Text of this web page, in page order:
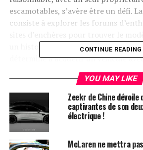
escamotables, s’avère être un défi.
consiste à explorer les forums
un historique connu et un prix
déterminé à acquérir un véhicule
escamotables, voici nos
Mazda MX-5 (NA)
Mazda a produit un grand nombre de
fil des ans, mais beaucoup ont été
corrosion. Actuellement, le prix de
CONTINUE READING
YOU MAY LIKE
Zeekr de Chine dévoile
captivantes de son
électrique !
McLaren ne mettra